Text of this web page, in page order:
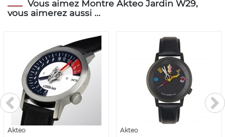
Vous aimez Montre Akteo Jardin W29,
vous aimerez aussi ...
Akteo Akteo